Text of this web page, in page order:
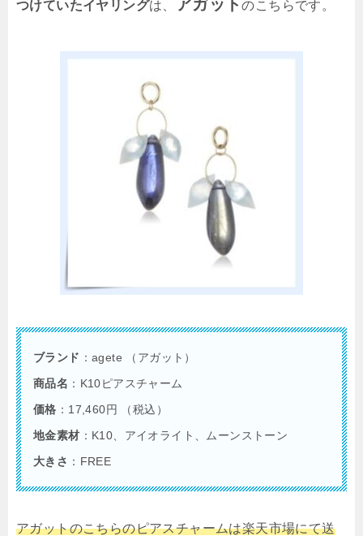
つけていたイヤリングは、 アガットのこちらです。
ブランド ：agete （アガット）
商品名 ：K10ピアスチャーム
価格 ：17,460円 （税込）
地金素材 ：K10、アイオライト、ムーンストーン
大きさ ：FREE
アガットのこちらのピアスチャームは楽天市場にて送